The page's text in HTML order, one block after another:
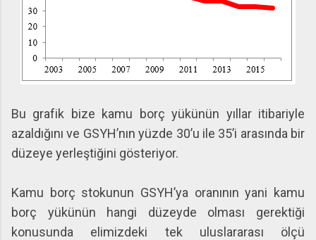
Bu grafik bize kamu borç yükünün yıllar itibariyle
azaldığını ve GSYH’nın yüzde 30’u ile 35’i arasında bir
düzeye yerleştiğini gösteriyor.
Kamu borç stokunun GSYH’ya oranının yani kamu
borç yükünün hangi düzeyde olması gerektiği
konusunda elimizdeki tek uluslararası ölçü